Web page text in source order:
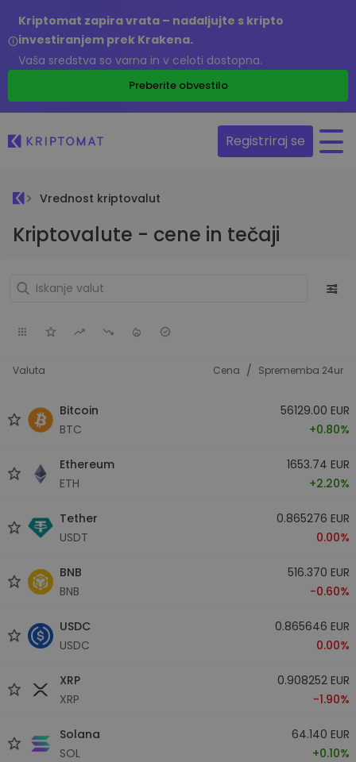
Kriptomat zapira vrata – nadaljujte s kripto
investiranjem prek Krakena.
Vaša sredstva so varna in v celoti dostopna.
Preberite obvestilo
Registriraj se
Vrednost kriptovalut
Kriptovalute - cene in tečaji
Valuta Cena / Sprememba 24ur
Bitcoin
BTC
56129.00 EUR
+0.80%
Ethereum
ETH
1653.74 EUR
+2.20%
Tether
USDT
0.865276 EUR
0.00%
BNB
BNB
516.370 EUR
-0.60%
USDC
USDC
0.865646 EUR
0.00%
XRP
XRP
0.908252 EUR
-1.90%
Solana
SOL
64.140 EUR
+0.10%